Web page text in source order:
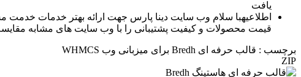
یافت
اطلاعیه
قیمت محصولات و کیفیت پشتیبانی را با وب سایت های مشابه
برچسب : قالب حرفه ای Bredh برای میزبانی وب WHMCS
ZIP